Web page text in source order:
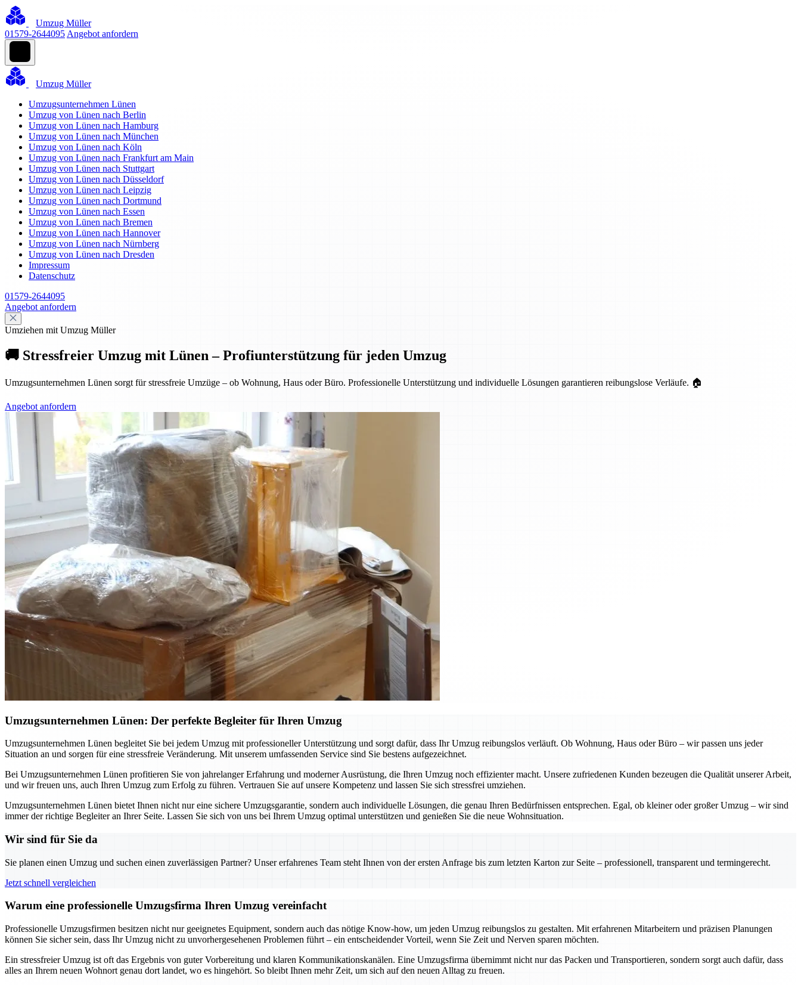
Umzug Müller
01579-2644095 Angebot anfordern
Umzug Müller
Umzugsunternehmen Lünen
Umzug von Lünen nach Berlin
Umzug von Lünen nach Hamburg
Umzug von Lünen nach München
Umzug von Lünen nach Köln
Umzug von Lünen nach Frankfurt am Main
Umzug von Lünen nach Stuttgart
Umzug von Lünen nach Düsseldorf
Umzug von Lünen nach Leipzig
Umzug von Lünen nach Dortmund
Umzug von Lünen nach Essen
Umzug von Lünen nach Bremen
Umzug von Lünen nach Hannover
Umzug von Lünen nach Nürnberg
Umzug von Lünen nach Dresden
Impressum
Datenschutz
01579-2644095
Angebot anfordern
Umziehen mit Umzug Müller
🚚 Stressfreier Umzug mit Lünen – Profiunterstützung für jeden Umzug
Umzugsunternehmen Lünen sorgt für stressfreie Umzüge – ob Wohnung, Haus oder Büro. Professionelle Unterstützung und individuelle Lösungen garantieren reibungslose Verläufe. 🏠
Angebot anfordern
Umzugsunternehmen Lünen: Der perfekte Begleiter für Ihren Umzug
Umzugsunternehmen Lünen begleitet Sie bei jedem Umzug mit professioneller Unterstützung und sorgt dafür, dass Ihr Umzug reibungslos verläuft. Ob Wohnung, Haus oder Büro – wir passen uns jeder
Situation an und sorgen für eine stressfreie Veränderung. Mit unserem umfassenden Service sind Sie bestens aufgezeichnet.
Bei Umzugsunternehmen Lünen profitieren Sie von jahrelanger Erfahrung und moderner Ausrüstung, die Ihren Umzug noch effizienter macht. Unsere zufriedenen Kunden bezeugen die Qualität unserer Arbeit,
und wir freuen uns, auch Ihren Umzug zum Erfolg zu führen. Vertrauen Sie auf unsere Kompetenz und lassen Sie sich stressfrei umziehen.
Umzugsunternehmen Lünen bietet Ihnen nicht nur eine sichere Umzugsgarantie, sondern auch individuelle Lösungen, die genau Ihren Bedürfnissen entsprechen. Egal, ob kleiner oder großer Umzug – wir sind
immer der richtige Begleiter an Ihrer Seite. Lassen Sie sich von uns bei Ihrem Umzug optimal unterstützen und genießen Sie die neue Wohnsituation.
Wir sind für Sie da
Sie planen einen Umzug und suchen einen zuverlässigen Partner? Unser erfahrenes Team steht Ihnen von der ersten Anfrage bis zum letzten Karton zur Seite – professionell, transparent und termingerecht.
Jetzt schnell vergleichen
Warum eine professionelle Umzugsfirma Ihren Umzug vereinfacht
Professionelle Umzugsfirmen besitzen nicht nur geeignetes Equipment, sondern auch das nötige Know-how, um jeden Umzug reibungslos zu gestalten. Mit erfahrenen Mitarbeitern und präzisen Planungen
können Sie sicher sein, dass Ihr Umzug nicht zu unvorhergesehenen Problemen führt – ein entscheidender Vorteil, wenn Sie Zeit und Nerven sparen möchten.
Ein stressfreier Umzug ist oft das Ergebnis von guter Vorbereitung und klaren Kommunikationskanälen. Eine Umzugsfirma übernimmt nicht nur das Packen und Transportieren, sondern sorgt auch dafür, dass
alles an Ihrem neuen Wohnort genau dort landet, wo es hingehört. So bleibt Ihnen mehr Zeit, um sich auf den neuen Alltag zu freuen.